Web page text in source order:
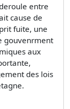
entre
cause de
fuite, une
gouvenrment
aux
des lois